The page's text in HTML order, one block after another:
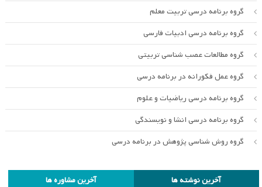
گروه برنامه درسی تربیت معلم
گروه برنامه درسی ادبیات فارسی
گروه مطالعات عصب شناسی تربیتی
گروه عمل فکورانه در برنامه درسی
گروه برنامه درسی ریاضیات و علوم
گروه برنامه درسی انشا و نویسندگی
گروه روش شناسی پژوهش در برنامه درسی
آخرین نوشته ها آخرین مشاوره ها